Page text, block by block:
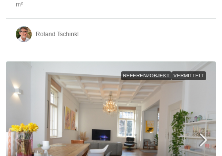
m²
Roland Tschinkl
REFERENZOBJEKT VERMITTELT